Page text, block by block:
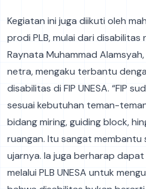
Kegiatan ini juga diikuti oleh
prodi PLB, mulai dari disabilitas
Raynata Muhammad
netra, mengaku terbantu
disabilitas di FIP UNESA. “FIP
sesuai kebutuhan teman-
bidang miring, guiding block,
ruangan. Itu sangat membantu
ujarnya. Ia juga berharap
melalui PLB UNESA untuk